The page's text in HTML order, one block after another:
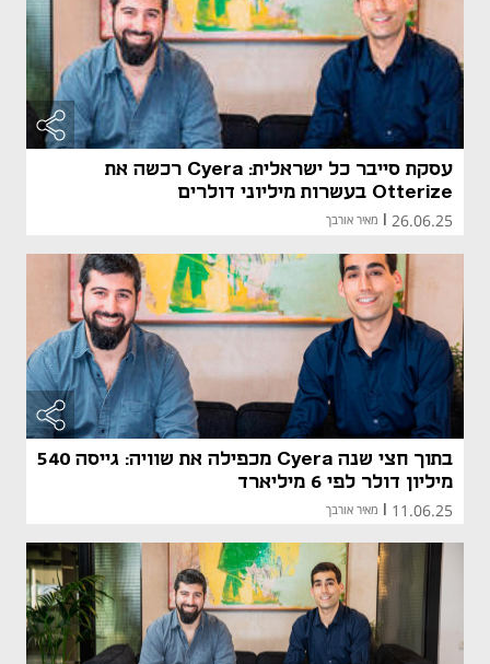
עסקת סייבר כל ישראלית: Cyera רכשה את
Otterize בעשרות מיליוני דולרים
26.06.25 מאיר אורבך
בתוך חצי שנה Cyera מכפילה את שוויה: גייסה 540
מיליון דולר לפי 6 מיליארד
11.06.25 מאיר אורבך